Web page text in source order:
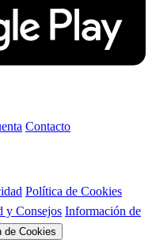
Contacto
Política de Cookies
y Consejos Información de
de Cookies